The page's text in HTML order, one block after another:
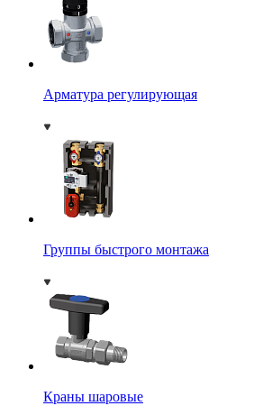
Арматура регулирующая
Группы быстрого монтажа
Краны шаровые